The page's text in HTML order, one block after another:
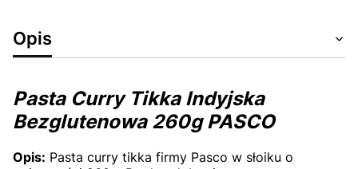
Opis
Pasta Curry Tikka Indyjska
Bezglutenowa 260g PASCO
Opis: Pasta curry tikka firmy Pasco w słoiku o